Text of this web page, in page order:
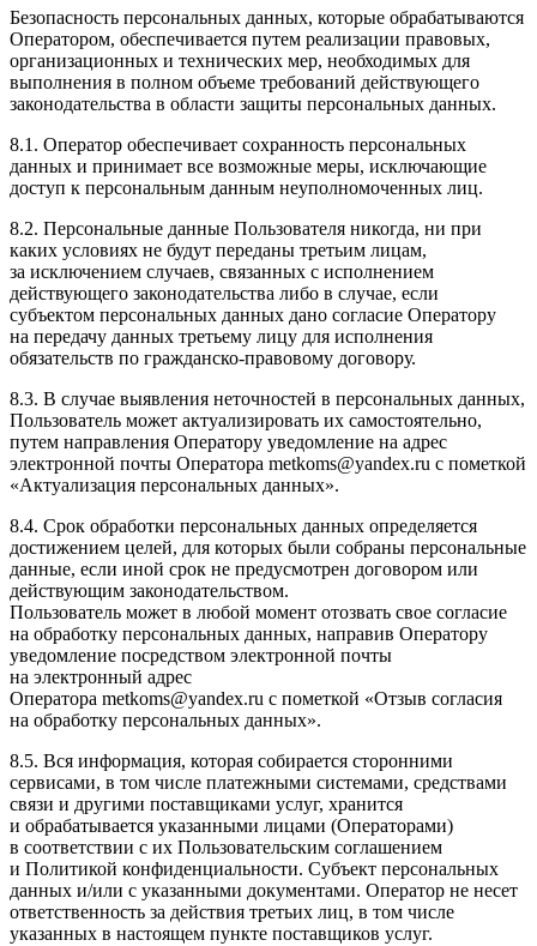
Безопасность персональных данных, которые обрабатываются
Оператором, обеспечивается путем реализации правовых,
организационных и технических мер, необходимых для
выполнения в полном объеме требований действующего
законодательства в области защиты персональных данных.
8.1. Оператор обеспечивает сохранность персональных
данных и принимает все возможные меры, исключающие
доступ к персональным данным неуполномоченных лиц.
8.2. Персональные данные Пользователя никогда, ни при
каких условиях не будут переданы третьим лицам,
за исключением случаев, связанных с исполнением
действующего законодательства либо в случае, если
субъектом персональных данных дано согласие Оператору
на передачу данных третьему лицу для исполнения
обязательств по гражданско-правовому договору.
8.3. В случае выявления неточностей в персональных данных,
Пользователь может актуализировать их самостоятельно,
путем направления Оператору уведомление на адрес
электронной почты Оператора metkoms@yandex.ru с пометкой
«Актуализация персональных данных».
8.4. Срок обработки персональных данных определяется
достижением целей, для которых были собраны персональные
данные, если иной срок не предусмотрен договором или
действующим законодательством.
Пользователь может в любой момент отозвать свое согласие
на обработку персональных данных, направив Оператору
уведомление посредством электронной почты
на электронный адрес
Оператора metkoms@yandex.ru с пометкой «Отзыв согласия
на обработку персональных данных».
8.5. Вся информация, которая собирается сторонними
сервисами, в том числе платежными системами, средствами
связи и другими поставщиками услуг, хранится
и обрабатывается указанными лицами (Операторами)
в соответствии с их Пользовательским соглашением
и Политикой конфиденциальности. Субъект персональных
данных и/или с указанными документами. Оператор не несет
ответственность за действия третьих лиц, в том числе
указанных в настоящем пункте поставщиков услуг.